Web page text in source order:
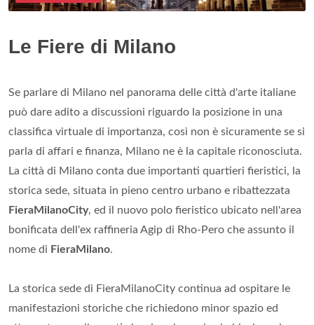
Le Fiere di Milano
Se parlare di Milano nel panorama delle città d'arte italiane
può dare adito a discussioni riguardo la posizione in una
classifica virtuale di importanza, così non è sicuramente se si
parla di affari e finanza, Milano ne è la capitale riconosciuta.
La città di Milano conta due importanti quartieri fieristici, la
storica sede, situata in pieno centro urbano e ribattezzata
FieraMilanoCity, ed il nuovo polo fieristico ubicato nell'area
bonificata dell'ex raffineria Agip di Rho-Pero che assunto il
nome di FieraMilano.
La storica sede di FieraMilanoCity continua ad ospitare le
manifestazioni storiche che richiedono minor spazio ed